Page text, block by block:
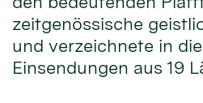
zeitgenössische
und verzeichnete in
Einsendungen aus 19